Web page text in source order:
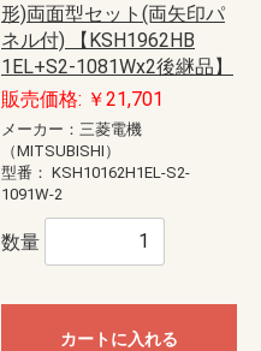
形)両面型セット(両矢印パ
ネル付) 【KSH1962HB
1EL+S2-1081Wx2後継品】
販売価格: ￥21,701
メーカー：三菱電機
（MITSUBISHI）
型番： KSH10162H1EL-S2-
1091W-2
数量
カートに入れる